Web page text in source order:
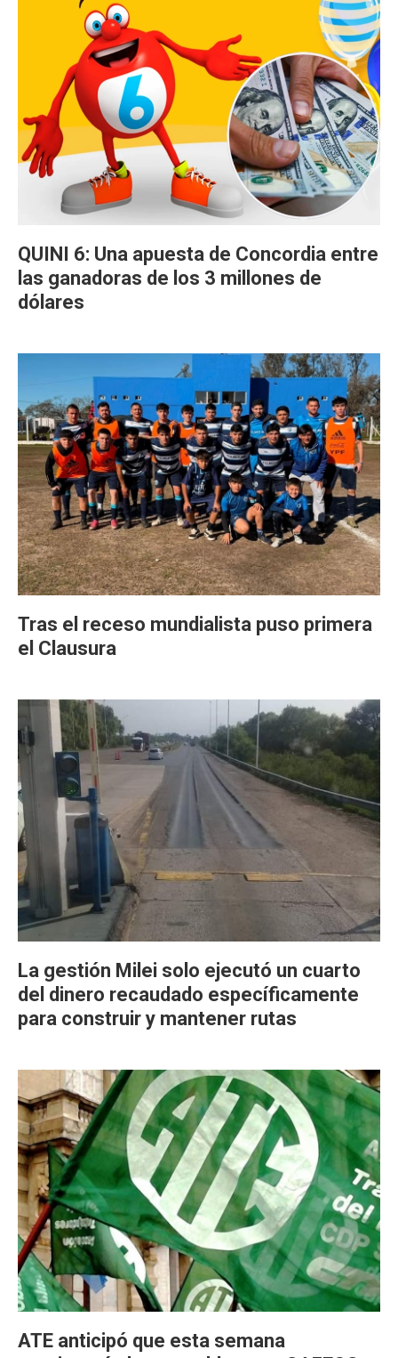
QUINI 6: Una apuesta de Concordia entre
las ganadoras de los 3 millones de
dólares
Tras el receso mundialista puso primera
el Clausura
La gestión Milei solo ejecutó un cuarto
del dinero recaudado específicamente
para construir y mantener rutas
ATE anticipó que esta semana